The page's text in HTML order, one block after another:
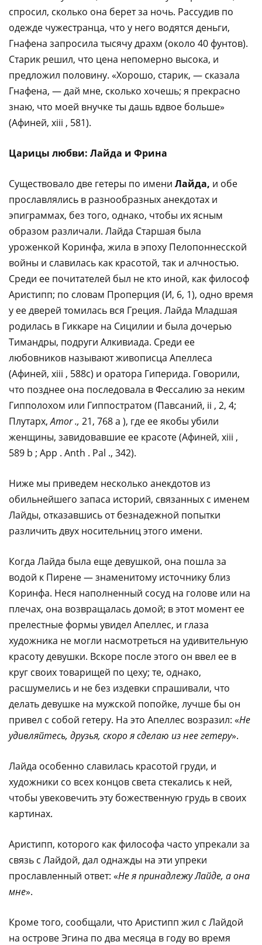
спросил, сколько она берет за ночь. Рассудив по
одежде чужестранца, что у него водятся деньги,
Гнафена запросила тысячу драхм (около 40 фунтов).
Старик решил, что цена непомерно высока, и
предложил половину. «Хорошо, старик, — сказала
Гнафена, — дай мне, сколько хочешь; я прекрасно
знаю, что моей внучке ты дашь вдвое больше»
(Афиней, xiii , 581).
Царицы любви: Лайда и Фрина
Существовало две гетеры по имени Лайда, и обе
прославлялись в разнообразных анекдотах и
эпиграммах, без того, однако, чтобы их ясным
образом различали. Лайда Старшая была
уроженкой Коринфа, жила в эпоху Пелопоннесской
войны и славилась как красотой, так и алчностью.
Среди ее почитателей был не кто иной, как философ
Аристипп; по словам Проперция (И, 6, 1), одно время
у ее дверей томилась вся Греция. Лайда Младшая
родилась в Гиккаре на Сицилии и была дочерью
Тимандры, подруги Алкивиада. Среди ее
любовников называют живописца Апеллеса
(Афиней, xiii , 588с) и оратора Гиперида. Говорили,
что позднее она последовала в Фессалию за неким
Гипполохом или Гиппостратом (Павсаний, ii , 2, 4;
Плутарх,Amor ., 21, 768 a ), где ее якобы убили
женщины, завидовавшие ее красоте (Афиней, xiii ,
589 b ; App . Anth . Pal ., 342).
Ниже мы приведем несколько анекдотов из
обильнейшего запаса историй, связанных с именем
Лайды, отказавшись от безнадежной попытки
различить двух носительниц этого имени.
Когда Лайда была еще девушкой, она пошла за
водой к Пирене — знаменитому источнику близ
Коринфа. Неся наполненный сосуд на голове или на
плечах, она возвращалась домой; в этот момент ее
прелестные формы увидел Апеллес, и глаза
художника не могли насмотреться на удивительную
красоту девушки. Вскоре после этого он ввел ее в
круг своих товарищей по цеху; те, однако,
расшумелись и не без издевки спрашивали, что
делать девушке на мужской попойке, лучше бы он
привел с собой гетеру. На это Апеллес возразил: «Не
удивляйтесь, друзья, скоро я сделаю из нее гетеру».
Лайда особенно славилась красотой груди, и
художники со всех концов света стекались к ней,
чтобы увековечить эту божественную грудь в своих
картинах.
Аристипп, которого как философа часто упрекали за
связь с Лайдой, дал однажды на эти упреки
прославленный ответ: «Не я принадлежу Лайде, а она
мне».
Кроме того, сообщали, что Аристипп жил с Лайдой
на острове Эгина по два месяца в году во время